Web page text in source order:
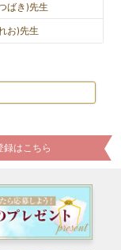
ばき)先生
お)先生
はこちら